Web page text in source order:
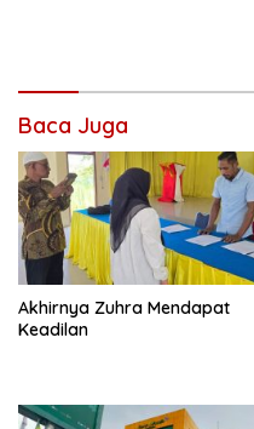
Baca Juga
Akhirnya Zuhra Mendapat
Keadilan